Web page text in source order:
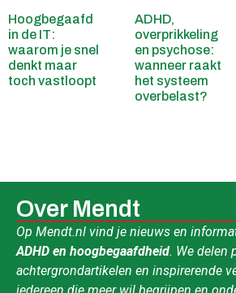
Hoogbegaafd
in de IT:
waarom je snel
denkt maar
toch vastloopt
ADHD,
overprikkeling
en psychose:
wanneer raakt
het systeem
overbelast?
Over Mendt
Op Mendt.nl vind je nieuws en
ADHD en hoogbegaafdheid. We delen
achtergrondartikelen en inspirerende